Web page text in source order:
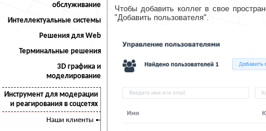
обслуживание
Интеллектуальные системы
Решения для Web
Терминальные решения
3D графика и
моделирование
Инструмент для модерации
и реагирования в соцсетях
Наши клиенты
Чтобы добавить коллег в свое
"Добавить пользователя".